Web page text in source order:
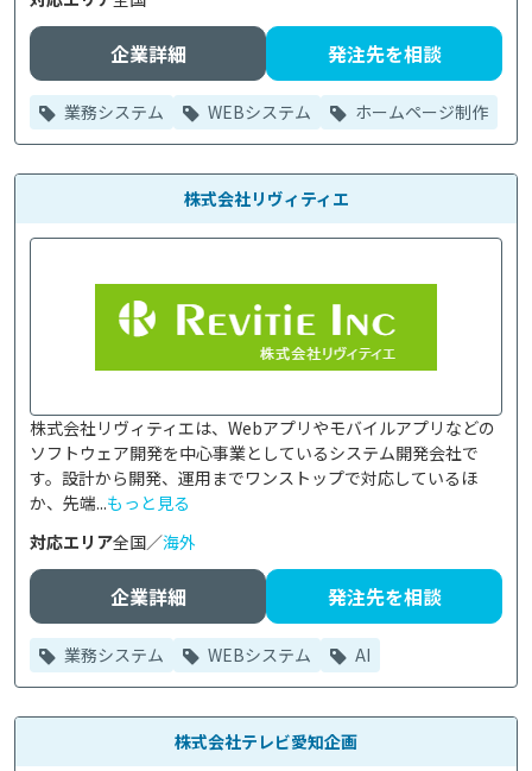
企業詳細 発注先を相談
業務システム WEBシステム ホームページ制作
株式会社リヴィティエ
株式会社リヴィティエは、Webアプリやモバイルアプリなどの
ソフトウェア開発を中心事業としているシステム開発会社で
す。設計から開発、運用までワンストップで対応しているほ
か、先端...もっと見る
対応エリア全国／海外
企業詳細 発注先を相談
業務システム WEBシステム AI
株式会社テレビ愛知企画